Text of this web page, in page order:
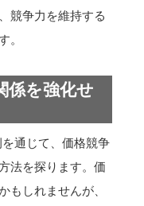
競争力を維持する
。
係を強化せ
通じて、価格競争
法を探ります。価
もしれませんが、